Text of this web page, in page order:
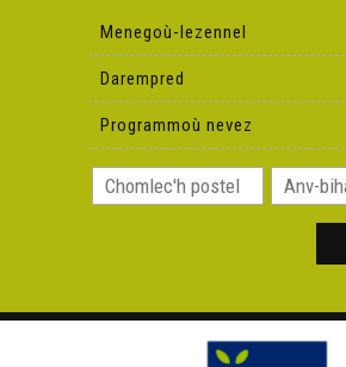
Menegoù-lezennel
Darempred
Programmoù nevez